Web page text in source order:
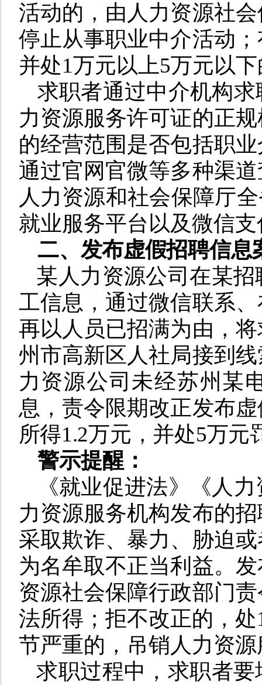
活动的，由人力资源社
停止从事职业中介活动
并处1万元以上5万元以
求职者通过中介机构
力资源服务许可证的正
的经营范围是否包括职
通过官网官微等多种渠
人力资源和社会保障厅
就业服务平台以及微信
二、 发布虚假招聘信息
某人力资源公司在某
工信息，通过微信联系
再以人员已招满为由，
州市高新区人社局接到
力资源公司未经苏州某
息，责令限期改正发布
所得1.2万元，并处5万元
警示提醒：
《就业促进法》《人
力资源服务机构发布的
采取欺诈、暴力、胁迫
为名牟取不正当利益。
资源社会保障行政部门
法所得；拒不改正的，
节严重的，吊销人力资
求职过程中，求职者